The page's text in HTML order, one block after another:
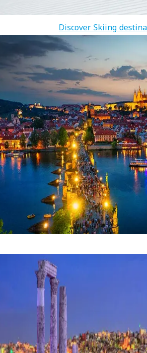
Discover Skiing